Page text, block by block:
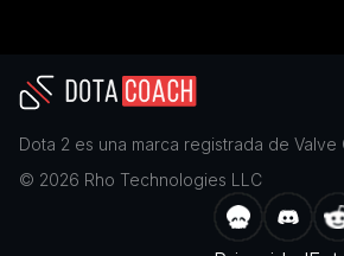
Dota 2 es una marca registrada de Valve
© 2026 Rho Technologies LLC